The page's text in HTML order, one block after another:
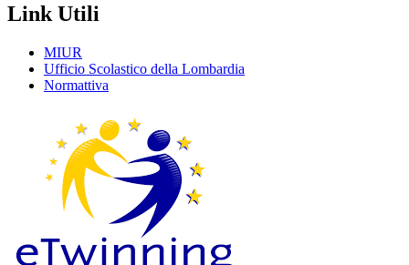
Link Utili
MIUR
Ufficio Scolastico della Lombardia
Normattiva